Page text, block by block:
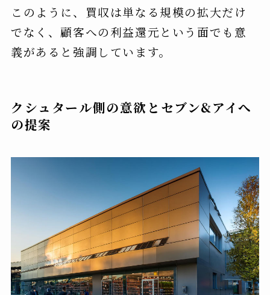
このように、買収は単なる規模の拡大だけ
でなく、顧客への利益還元という面でも意
義があると強調しています。
クシュタール側の意欲とセブン&アイへ
の提案